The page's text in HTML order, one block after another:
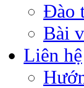
Đào
Bài
Liên hệ